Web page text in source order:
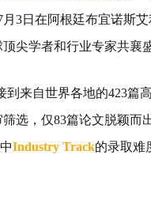
月3日在阿根廷布宜诺斯
尖学者和行业专家共襄
到来自世界各地的423篇
选，仅83篇论文脱颖而
Industry Track的录取难